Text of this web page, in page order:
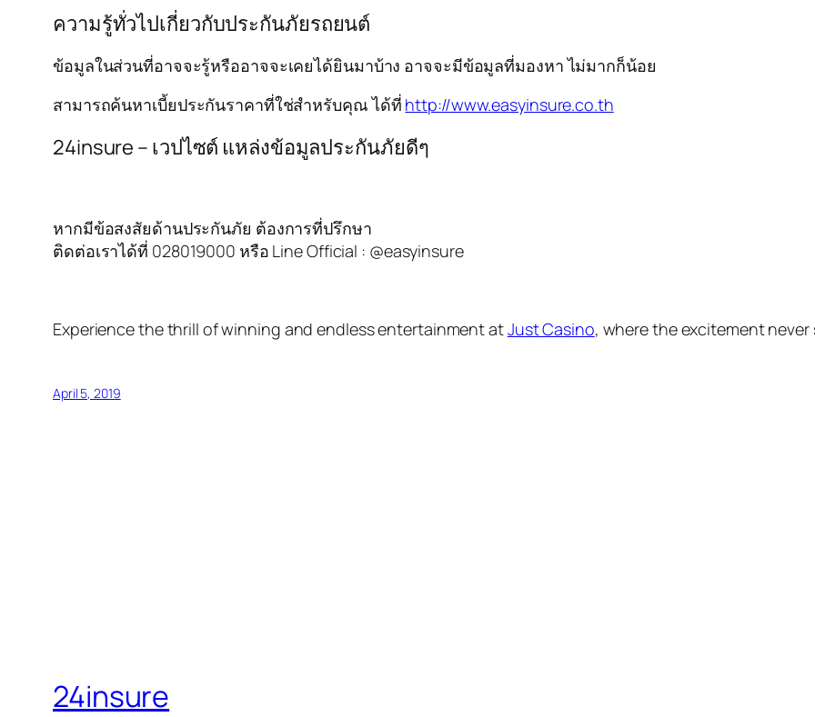
ความรู้ทั่วไปเกี่ยวกับประกันภัยรถยนต์
ข้อมูลในส่วนที่อาจจะรู้หรืออาจจะเคยได้ยินมาบ้าง อาจจะมีข้อมูลที่มองหา ไม่มากก็น้อย
สามารถค้นหาเบี้ยประกันราคาที่ใช่สำหรับคุณ ได้ที่ http://www.easyinsure.co.th
24insure – เวปไซต์ แหล่งข้อมูลประกันภัยดีๆ
หากมีข้อสงสัยด้านประกันภัย ต้องการที่ปรึกษา
ติดต่อเราได้ที่ 028019000 หรือ Line Official : @easyinsure
Experience the thrill of winning and endless entertainment atJust Casino, where the excitement never
April 5, 2019
24insure